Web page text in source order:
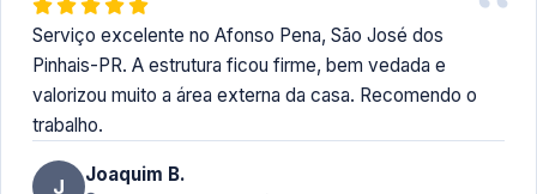
Serviço excelente no Afonso Pena, São José dos
Pinhais-PR. A estrutura ficou firme, bem vedada e
valorizou muito a área externa da casa. Recomendo o
trabalho.
J Joaquim B.